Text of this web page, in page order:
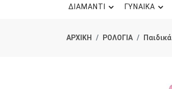
ΔΙΑΜΑΝΤΙ ΓΥΝΑΙΚΑ
ΑΡΧΙΚΗ ΡΟΛΟΓΙΑ Παιδικά